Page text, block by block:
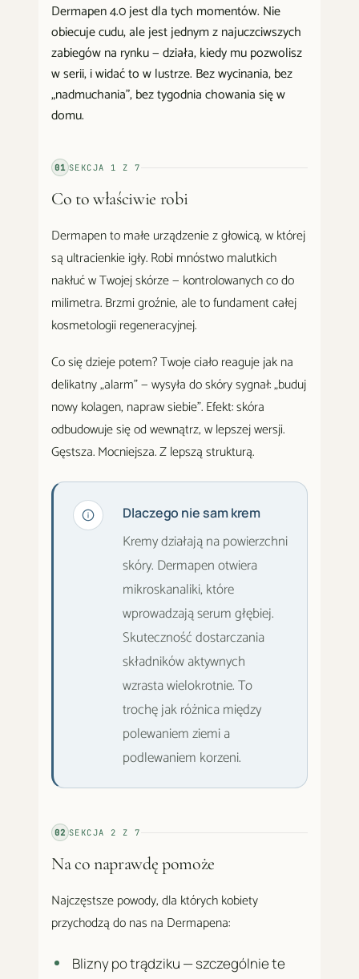
Dermapen 4.0 jest dla tych momentów. Nie
obiecuje cudu, ale jest jednym z najuczciwszych
zabiegów na rynku — działa, kiedy mu pozwolisz
w serii, i widać to w lustrze. Bez wycinania, bez
„nadmuchania", bez tygodnia chowania się w
domu.
01 SEKCJA 1 Z7
Co to właściwie robi
Dermapen to małe urządzenie z głowicą, w której
są ultracienkie igły. Robi mnóstwo malutkich
nakłuć w Twojej skórze — kontrolowanych co do
milimetra. Brzmi groźnie, ale to fundament całej
kosmetologii regeneracyjnej.
Co się dzieje potem? Twoje ciało reaguje jak na
delikatny „alarm" — wysyła do skóry sygnał: „buduj
nowy kolagen, napraw siebie". Efekt: skóra
odbudowuje się od wewnątrz, w lepszej wersji.
Gęstsza. Mocniejsza. Z lepszą strukturą.
Dlaczego nie sam krem
Kremy działają na powierzchni
skóry. Dermapen otwiera
mikroskanaliki, które
wprowadzają serum głębiej.
Skuteczność dostarczania
składników aktywnych
wzrasta wielokrotnie. To
trochę jak różnica między
polewaniem ziemi a
podlewaniem korzeni.
02 SEKCJA 2 Z7
Na co naprawdę pomoże
Najczęstsze powody, dla których kobiety
przychodzą do nas na Dermapena:
Blizny po trądziku — szczególnie te